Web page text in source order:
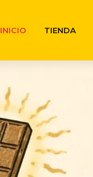
INICIO TIENDA